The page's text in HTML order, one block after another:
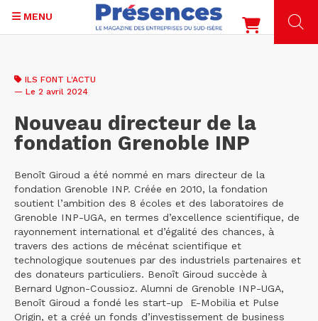
contenu
MENU
ILS FONT L'ACTU
— Le 2 avril 2024
Nouveau directeur de la
fondation Grenoble INP
Benoît Giroud a été nommé en mars directeur de la
fondation Grenoble INP. Créée en 2010, la fondation
soutient l’ambition des 8 écoles et des laboratoires de
Grenoble INP-UGA, en termes d’excellence scientifique, de
rayonnement international et d’égalité des chances, à
travers des actions de mécénat scientifique et
technologique soutenues par des industriels partenaires et
des donateurs particuliers. Benoît Giroud succède à
Bernard Ugnon-Coussioz. Alumni de Grenoble INP-UGA,
Benoît Giroud a fondé les start-up E-Mobilia et Pulse
Origin, et a créé un fonds d’investissement de business